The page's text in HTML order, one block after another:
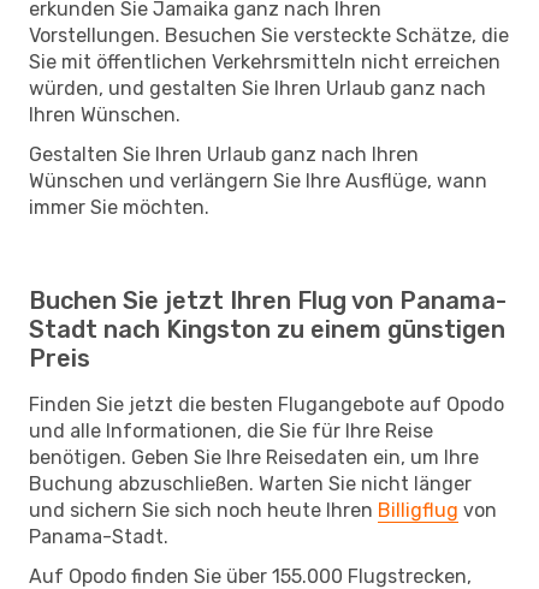
erkunden Sie Jamaika ganz nach Ihren
Vorstellungen. Besuchen Sie versteckte Schätze, die
Sie mit öffentlichen Verkehrsmitteln nicht erreichen
würden, und gestalten Sie Ihren Urlaub ganz nach
Ihren Wünschen.
Gestalten Sie Ihren Urlaub ganz nach Ihren
Wünschen und verlängern Sie Ihre Ausflüge, wann
immer Sie möchten.
Buchen Sie jetzt Ihren Flug von Panama-
Stadt nach Kingston zu einem günstigen
Preis
Finden Sie jetzt die besten Flugangebote auf Opodo
und alle Informationen, die Sie für Ihre Reise
benötigen. Geben Sie Ihre Reisedaten ein, um Ihre
Buchung abzuschließen. Warten Sie nicht länger
und sichern Sie sich noch heute Ihren Billigflug von
Panama-Stadt.
Auf Opodo finden Sie über 155.000 Flugstrecken,